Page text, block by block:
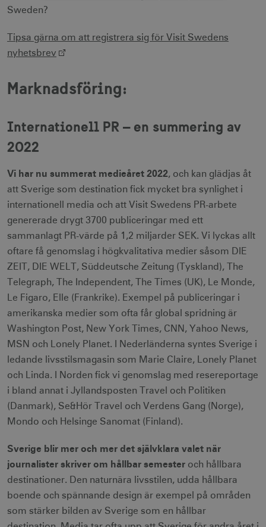
Sweden?
Tipsa gärna om att registrera sig för Visit Swedens
nyhetsbrev
Marknadsföring:
Internationell PR – en summering av
2022
Vi har nu summerat medieåret 2022, och kan glädjas åt
att Sverige som destination fick mycket bra synlighet i
internationell media och att Visit Swedens PR-arbete
genererade drygt 3700 publiceringar med ett
sammanlagt PR-värde på 1,2 miljarder SEK. Vi lyckas allt
oftare få genomslag i högkvalitativa medier såsom DIE
ZEIT, DIE WELT, Süddeutsche Zeitung (Tyskland), The
Telegraph, The Independent, The Times (UK), Le Monde,
Le Figaro, Elle (Frankrike). Exempel på publiceringar i
amerikanska medier som ofta får global spridning är
Washington Post, New York Times, CNN, Yahoo News,
MSN och Lonely Planet. I Nederländerna syntes Sverige i
ledande livsstilsmagasin som Marie Claire, Lonely Planet
och Linda. I Norden fick vi genomslag med resereportage
i bland annat i Jyllandsposten Travel och Politiken
(Danmark), Se&Hör Travel och Verdens Gang (Norge),
Mondo och Helsinge Sanomat (Finland).
Sverige blir mer och mer det självklara valet när
journalister skriver om hållbar semester och hållbara
destinationer. Den naturnära livsstilen, udda hållbara
boende och spännande design är exempel på områden
som stärker bilden av Sverige som en hållbar
Inriktning
Funktioner
Strikt nödvändiga cookies tillåter
säker webbplats. Webbplatsen kan inte
användas ordentligt utan strikt nödvändiga
Namn
Leverantör / Domän
Utgång
receive-cookie-
deprecation
.doubleclick.net
CookieScriptConsent
CookieScript
corporate.visitsweden.com
1 månad
__cf_bm
Cloudflare Inc.
.vimeo.com
minuter
receive-cookie-
deprecation
.adnxs.com
1 år 1